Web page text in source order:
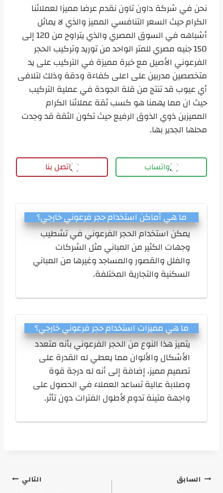
نحن في شركة داون تاون نقدم عرضا مميزا لعملائنا
الكرام حيث السعر التنافسي المميز والذي لا يماثل
أشباهه في السوق المصري والذي يتراوح من 120 إلى
150 جنيه مصري للمتر الواحد من توريد وتركيب الحجر
الفرعوني الأصيل مع خبرة مميزة في التركيب على يد
متخصصين مدربين على اعلى كفاءة ودقة وذلك لتلافى
أي عيوب قد تنتج من قلة الجودة في عملية التركيب
حيث ان مما يهمنا هو كسب ثقة عملائنا الكرام
المميزين ذوي الذوق الرفيع حيث تكون الثقة قد وجدت
محلها الجدير بها.
واتساب اتصل بنا
ما هي أماكن استخدام حجر فرعوني خارجي؟
يمكن استخدام الحجر الفرعوني في تشطيب
وجهات الكثير من المباني مثل الشركات
والفلل والقصور والمساجد وغيرها من المباني
السكنية والتجارية المختلفة.
ما هي مميزات استخدام حجر فرعوني خارجي؟
يتميز هذا النوع من الحجر الفرعوني بأنه متعدد
الأشكال والألوان مما يعطي له القدرة على
تصميم مميز، إضافة إلى أنه له درجة قوة
وصلابة عالية تساعد العملاء في الحصول على
واجهة متينة تدوم لأطول الفترات دون تأثر.
تصفّح
السابق التالي